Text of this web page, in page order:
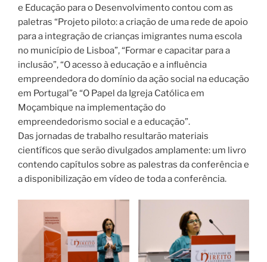
e Educação para o Desenvolvimento contou com as
paletras “Projeto piloto: a criação de uma rede de apoio
para a integração de crianças imigrantes numa escola
no município de Lisboa”, “Formar e capacitar para a
inclusão”, “O acesso à educação e a inﬂuência
empreendedora do domínio da ação social na educação
em Portugal”e “O Papel da Igreja Católica em
Moçambique na implementação do
empreendedorismo social e a educação”.
Das jornadas de trabalho resultarão materiais
científicos que serão divulgados amplamente: um livro
contendo capítulos sobre as palestras da conferência e
a disponibilização em vídeo de toda a conferência.